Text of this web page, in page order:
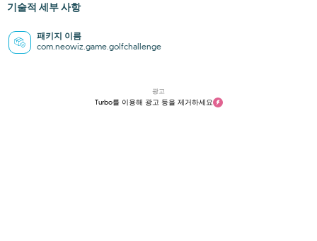
기술적 세부 사항
패키지 이름
com.neowiz.game.golfchallenge
광고
Turbo를 이용해 광고 등을 제거하세요